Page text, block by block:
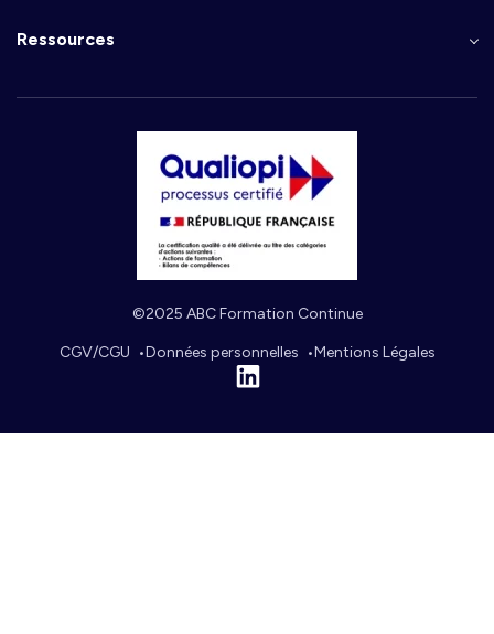
Ressources
©2025 ABC Formation Continue
CGV/CGU Données personnelles
Mentions Légales
Linkedin